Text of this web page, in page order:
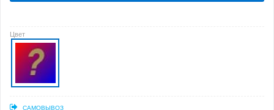
Цвет
САМОВЫВОЗ